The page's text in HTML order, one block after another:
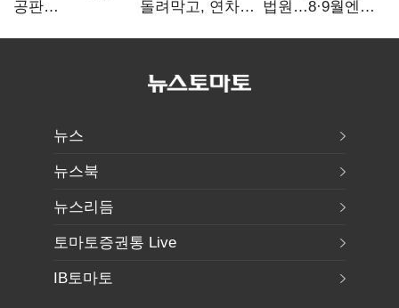
공판
도 책임 안 지는
돌려막고, 연차도
승무현장의
52시간'
법원…8·9월엔
'줄선고' 예정
뉴스
뉴스북
뉴스리듬
토마토증권통 Live
IB토마토